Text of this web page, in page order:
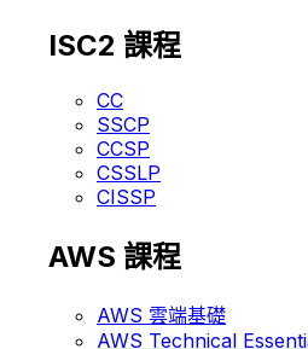
ISC2 課程
CC
SSCP
CCSP
CSSLP
CISSP
AWS 課程
AWS 雲端基礎
AWS Technical